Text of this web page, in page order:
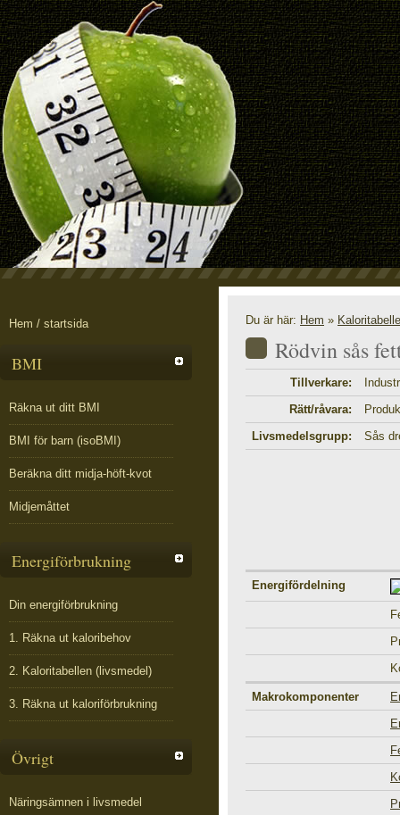
Hem / startsida
BMI
Räkna ut ditt BMI
BMI för barn (isoBMI)
Beräkna ditt midja-höft-kvot
Midjemåttet
Energiförbrukning
Din energiförbrukning
1. Räkna ut kaloribehov
2. Kaloritabellen (livsmedel)
3. Räkna ut kaloriförbrukning
Övrigt
Näringsämnen i livsmedel
Du är här: Hem »
Rödvin sås
Tillverkare:
Rätt/råvara:
Livsmedelsgrupp:
Sås
Energifördelning
Makrokomponenter